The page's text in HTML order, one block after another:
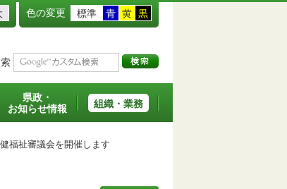
色の変更 標準 青 黄 黒
県政・
お知らせ情報
組織・業務
福祉審議会を開催します